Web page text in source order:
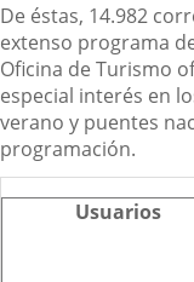
De éstas, 14.982
extenso programa
Oficina de Turismo
especial interés en
verano y puentes
programación.
Usuarios